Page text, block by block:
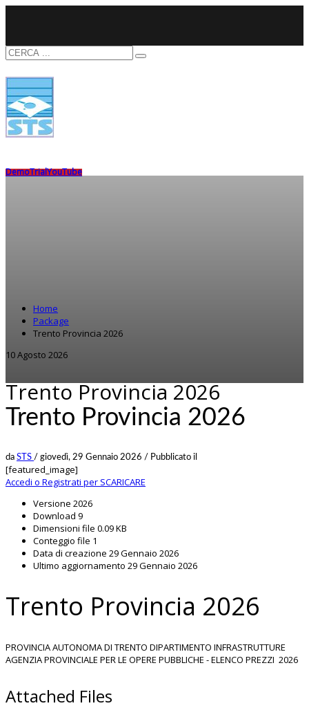
DemoTrialYouTube
Home
Package
Trento Provincia 2026
10 Agosto 2026
Trento Provincia 2026
Trento Provincia 2026
da STS / giovedì, 29 Gennaio 2026 / Pubblicato il
[featured_image]
Accedi o Registrati per SCARICARE
Versione 2026
Download 9
Dimensioni file 0.09 KB
Conteggio file 1
Data di creazione 29 Gennaio 2026
Ultimo aggiornamento 29 Gennaio 2026
Trento Provincia 2026
PROVINCIA AUTONOMA DI TRENTO DIPARTIMENTO INFRASTRUTTURE
AGENZIA PROVINCIALE PER LE OPERE PUBBLICHE - ELENCO PREZZI 2026
Attached Files